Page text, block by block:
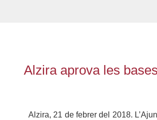
Alzira aprova les
Alzira, 21 de febrer del 2018.